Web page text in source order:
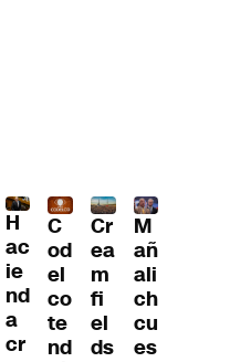
H
ac
ie
nd
a
cr
C
od
el
co
te
nd
Cr
ea
m
fi
el
ds
M
añ
ali
ch
cu
es